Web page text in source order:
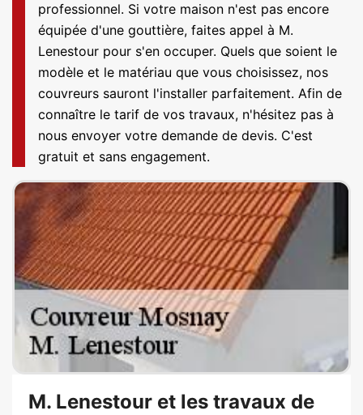
professionnel. Si votre maison n'est pas encore
équipée d'une gouttière, faites appel à M.
Lenestour pour s'en occuper. Quels que soient le
modèle et le matériau que vous choisissez, nos
couvreurs sauront l'installer parfaitement. Afin de
connaître le tarif de vos travaux, n'hésitez pas à
nous envoyer votre demande de devis. C'est
gratuit et sans engagement.
M. Lenestour et les travaux de